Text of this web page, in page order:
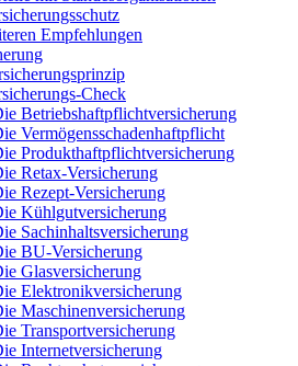
Empfehlungen
Check
Betriebshaftpflichtversicherung
Vermögensschadenhaftpflicht
Produkthaftpflichtversicherung
Retax-Versicherung
Rezept-Versicherung
Kühlgutversicherung
Sachinhaltsversicherung
BU-Versicherung
Glasversicherung
Elektronikversicherung
Maschinenversicherung
Transportversicherung
Internetversicherung